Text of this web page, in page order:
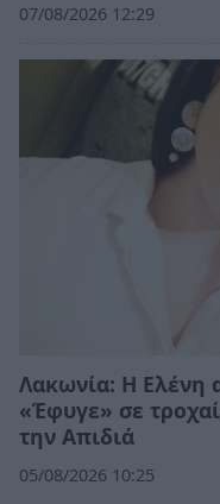
07/08/2026 12:29
Λακωνία: Η Ελένη
«Έφυγε» σε
την Απιδιά
05/08/2026 10:25